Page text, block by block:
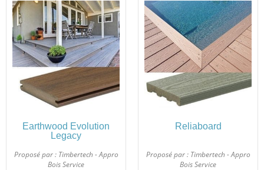
Earthwood Evolution
Legacy
Proposé par : Timbertech - Appro
Bois Service
Reliaboard
Proposé par : Timbertech - Appro
Bois Service